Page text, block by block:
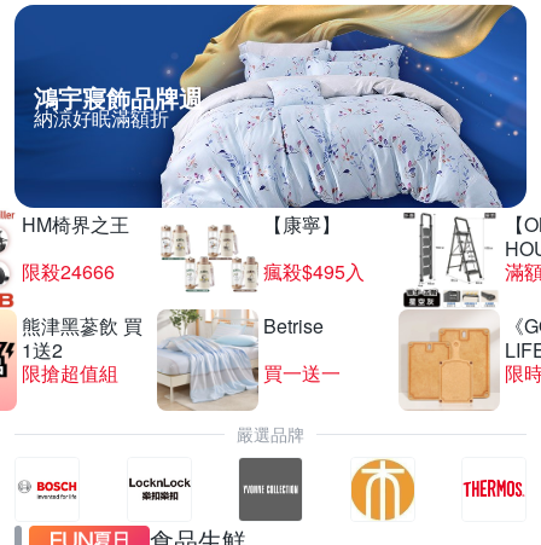
鴻宇寢飾品牌週
納涼好眠滿額折
HM椅界之王
限殺24666
【康寧】
瘋殺$495入
【
滿
熊津黑蔘飲 買
1送2
限搶超值組
Betrise
買一送一
《
限
嚴選品牌